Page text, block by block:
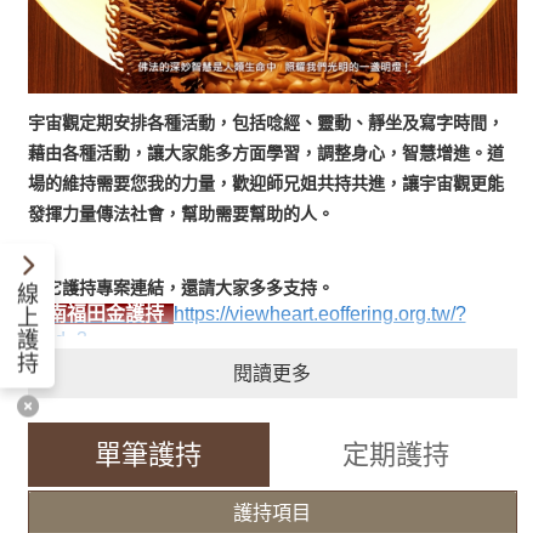
宇宙觀定期安排各種活動，包括唸經、靈動、靜坐及寫字時間，
藉由各種活動，讓大家能多方面學習，調整身心，智慧增進。道
場的維持需要您我的力量，歡迎師兄姐共持共進，讓宇宙觀更能
發揮力量傳法社會，幫助需要幫助的人。
其它護持專案連結，還請大家多多支持。
台南福田金護持 https://viewheart.eoffering.org.tw/?
p_id=3
助印經書
閱讀更多
單筆護持 定期護持
護持項目
線
上
護
持